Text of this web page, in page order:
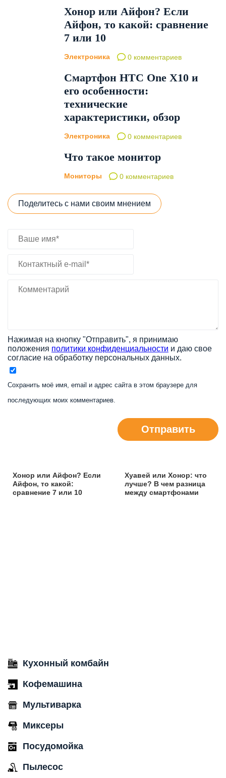
Хонор или Айфон? Если
Айфон, то какой: сравнение
7 или 10
Электроника 0 комментариев
Смартфон HTC One X10 и
его особенности:
технические
характеристики, обзор
Электроника 0 комментариев
Что такое монитор
Мониторы 0 комментариев
Поделитесь с нами своим мнением
Нажимая на кнопку "Отправить", я принимаю
положения политики конфиденциальности и даю свое
согласие на обработку персональных данных.
Сохранить моё имя, email и адрес сайта в этом браузере для
последующих моих комментариев.
Отправить
Хонор или Айфон? Если
Айфон, то какой:
сравнение 7 или 10
Хуавей или Хонор: что
лучше? В чем разница
между смартфонами
Кухонный комбайн
Кофемашина
Мультиварка
Миксеры
Посудомойка
Пылесос